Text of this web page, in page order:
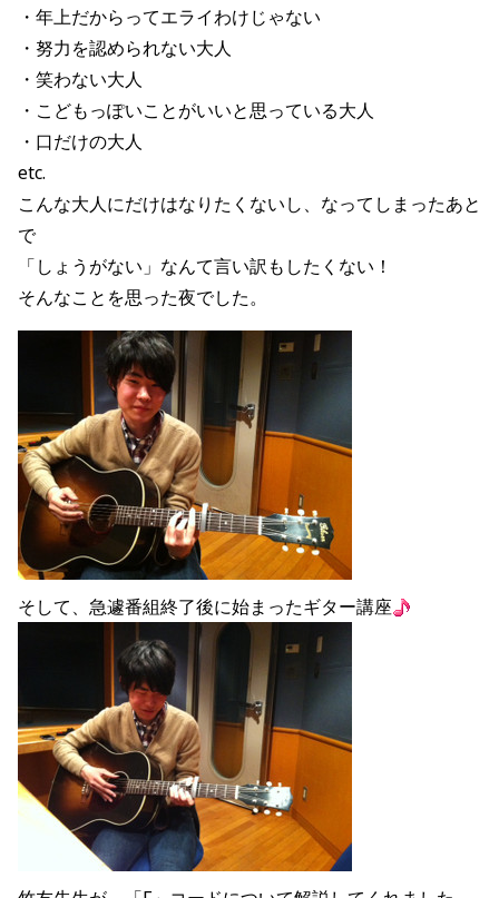
・年上だからってエライわけじゃない
・努力を認められない大人
・笑わない大人
・こどもっぽいことがいいと思っている大人
・口だけの大人
etc.
こんな大人にだけはなりたくないし、なってしまったあと
で
「しょうがない」なんて言い訳もしたくない！
そんなことを思った夜でした。
そして、急遽番組終了後に始まったギター講座